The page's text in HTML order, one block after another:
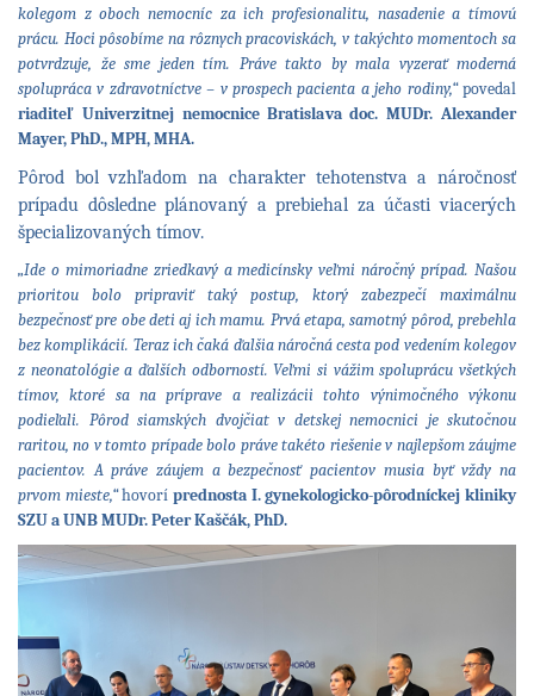
kolegom z oboch nemocníc za ich profesionalitu, nasadenie a tímovú
prácu. Hoci pôsobíme na rôznych pracoviskách, v takýchto momentoch sa
potvrdzuje, že sme jeden tím. Práve takto by mala vyzerať moderná
spolupráca v zdravotníctve – v prospech pacienta a jeho rodiny,“povedal
riaditeľ Univerzitnej nemocnice Bratislava doc. MUDr. Alexander
Mayer, PhD., MPH, MHA.
Pôrod bol vzhľadom na charakter tehotenstva a náročnosť
prípadu dôsledne plánovaný a prebiehal za účasti viacerých
špecializovaných tímov.
„Ide o mimoriadne zriedkavý a medicínsky veľmi náročný prípad. Našou
prioritou bolo pripraviť taký postup, ktorý zabezpečí maximálnu
bezpečnosť pre obe deti aj ich mamu. Prvá etapa, samotný pôrod, prebehla
bez komplikácií. Teraz ich čaká ďalšia náročná cesta pod vedením kolegov
z neonatológie a ďalších odborností. Veľmi si vážim spoluprácu všetkých
tímov, ktoré sa na príprave a realizácii tohto výnimočného výkonu
podieľali. Pôrod siamských dvojčiat v detskej nemocnici je skutočnou
raritou, no v tomto prípade bolo práve takéto riešenie v najlepšom záujme
pacientov. A práve záujem a bezpečnosť pacientov musia byť vždy na
prvom mieste,“hovoríprednosta I. gynekologicko-pôrodníckej kliniky
SZU a UNB MUDr. Peter Kaščák, PhD.